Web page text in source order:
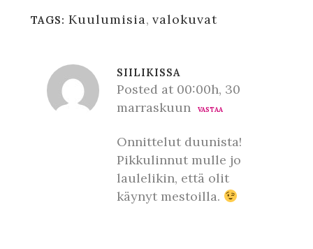
TAGS: Kuulumisia, valokuvat
SIILIKISSA
Posted at 00:00h, 30
marraskuun
VASTAA
Onnittelut duunista!
Pikkulinnut mulle jo
laulelikin, että olit
käynyt mestoilla.